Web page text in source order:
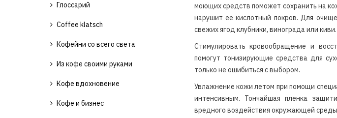
Глоссарий
Coffee klatsch
Кофейни со всего света
Из кофе своими руками
Кофе вдохновение
Кофе и бизнес
моющих средств поможет сохранить на
нарушит ее кислотный покров. Для
свежих ягод клубники, винограда или киви.
Стимулировать кровообращение и
помогут тонизирующие средства для
только не ошибиться с выбором.
Увлажнение кожи летом при помощи
интенсивным. Тончайшая пленка
вредного воздействия окружающей